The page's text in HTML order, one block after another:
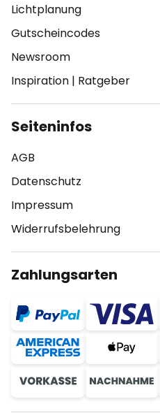
Lichtplanung
Gutscheincodes
Newsroom
Inspiration | Ratgeber
Seiteninfos
AGB
Datenschutz
Impressum
Widerrufsbelehrung
Zahlungsarten